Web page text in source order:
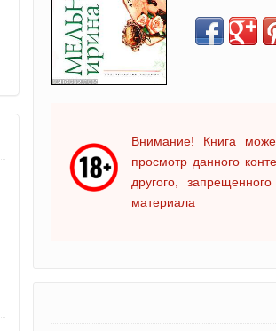
Внимание! Книга
просмотр данного
другого,
материала